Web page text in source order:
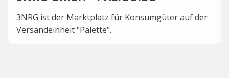
3NRG ist der Marktplatz für Konsumgüter auf der
Versandeinheit "Palette".